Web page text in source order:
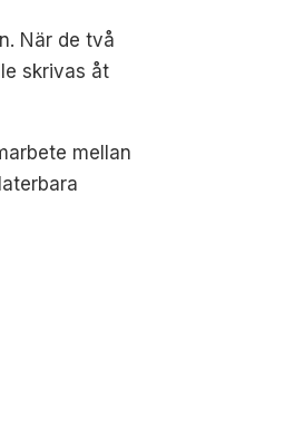
När de två
skrivas åt
mellan